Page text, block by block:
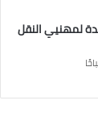
لمهنيي النقل